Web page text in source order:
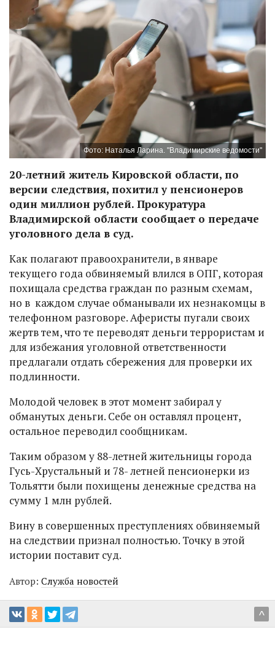
Фото: Наталья Ларина. "Владимирские ведомости"
20-летний житель Кировской области, по
версии следствия, похитил у пенсионеров
один миллион рублей. Прокуратура
Владимирской области сообщает о передаче
уголовного дела в суд.
Как полагают правоохранители, в январе
текущего года обвиняемый влился в ОПГ, которая
похищала средства граждан по разным схемам,
но в каждом случае обманывали их незнакомцы в
телефонном разговоре. Аферисты пугали своих
жертв тем, что те переводят деньги террористам и
для избежания уголовной ответственности
предлагали отдать сбережения для проверки их
подлинности.
Молодой человек в этот момент забирал у
обманутых деньги. Себе он оставлял процент,
остальное переводил сообщникам.
Таким образом у 88-летней жительницы города
Гусь-Хрустальный и 78- летней пенсионерки из
Тольятти были похищены денежные средства на
сумму 1 млн рублей.
Вину в совершенных преступлениях обвиняемый
на следствии признал полностью. Точку в этой
истории поставит суд.
Автор: Служба новостей
^